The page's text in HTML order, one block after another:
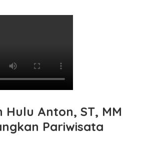
Hulu Anton, ST, MM
Pariwisata